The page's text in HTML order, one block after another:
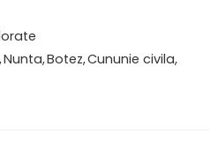
,Nunta,Botez,Cununie civila,